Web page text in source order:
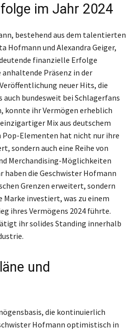
im Jahr 2024
bestehend aus dem talentierten
Hofmann und Alexandra Geiger,
finanzielle Erfolge
Präsenz in der
neuer Hits, die
auch bundesweit bei Schlagerfans
konnte ihr Vermögen erheblich
Mix aus deutschem
Pop-Elementen hat nicht nur ihre
sondern auch eine Reihe von
Merchandising-Möglichkeiten
haben die Geschwister Hofmann
Grenzen erweitert, sondern
investiert, was zu einem
ihres Vermögens 2024 führte.
ihr solides Standing innerhalb
und
die kontinuierlich
Hofmann optimistisch in